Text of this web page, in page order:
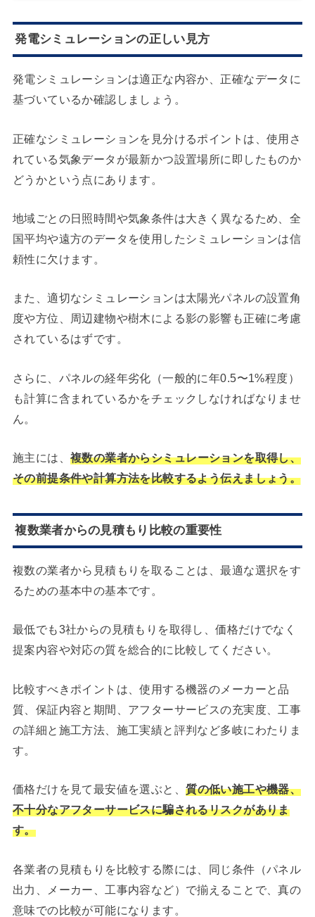
発電シミュレーションの正しい見方
発電シミュレーションは適正な内容か、正確なデータに
基づいているか確認しましょう。
正確なシミュレーションを見分けるポイントは、使用さ
れている気象データが最新かつ設置場所に即したものか
どうかという点にあります。
地域ごとの日照時間や気象条件は大きく異なるため、全
国平均や遠方のデータを使用したシミュレーションは信
頼性に欠けます。
また、適切なシミュレーションは太陽光パネルの設置角
度や方位、周辺建物や樹木による影の影響も正確に考慮
されているはずです。
さらに、パネルの経年劣化（一般的に年0.5〜1%程度）
も計算に含まれているかをチェックしなければなりませ
ん。
施主には、 複数の業者からシミュレーションを取得し、
その前提条件や計算方法を比較するよう伝えましょう。
複数業者からの見積もり比較の重要性
複数の業者から見積もりを取ることは、最適な選択をす
るための基本中の基本です。
最低でも3社からの見積もりを取得し、価格だけでなく
提案内容や対応の質を総合的に比較してください。
比較すべきポイントは、使用する機器のメーカーと品
質、保証内容と期間、アフターサービスの充実度、工事
の詳細と施工方法、施工実績と評判など多岐にわたりま
す。
価格だけを見て最安値を選ぶと、質の低い施工や機器、
不十分なアフターサービスに騙されるリスクがありま
す。
各業者の見積もりを比較する際には、同じ条件（パネル
出力、メーカー、工事内容など）で揃えることで、真の
意味での比較が可能になります。